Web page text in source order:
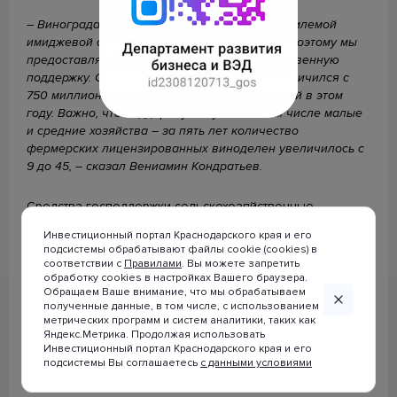
– Виноградарство и виноделие стало неотъемлемой
имиджевой составляющей нашего региона. Поэтому мы
предоставляем отрасли серьезную государственную
поддержку. С 2020 года ее общий объем увеличился с
750 миллионов до почти 1,3 миллиарда рублей в этом
году. Важно, что поддержку получают в том числе малые
и средние хозяйства – за пять лет количество
фермерских лицензированных виноделен увеличилось с
9 до 45, – сказал Вениамин Кондратьев.
Средства господдержки сельскохозяйственные
затрат по закладке новых виноградников, уходу за
насаждениями, установке шпалер, мелиоративным
работам, приобретению современного оборудования
для переработки.
Вице-губернатор Андрей Коробка сообщил, что
господдержка отрасли способствует активному
привлечению бизнеса.
строительства (ЕИСЖС)
Календарь предоставления статистической отчетности
Будь в курсе
© 2007-2026 Инвестиционный портал
Краснодарского края
При использовании материалов
ссылка на сайт
www.investkuban.ruобязательна
Инвестиционный портал Краснодарского края и его
подсистемы обрабатывают файлы cookie (cookies) в
соответствии с Правилами. Вы можете запретить
обработку cookies в настройках Вашего браузера.
Обращаем Ваше внимание, что мы обрабатываем
полученные данные, в том числе, с использованием
метрических программ и систем аналитики, таких как
Яндекс.Метрика. Продолжая использовать
Инвестиционный портал Краснодарского края и его
подсистемы Вы соглашаетесь с данными условиями